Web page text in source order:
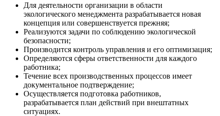
Для деятельности организации в области
экологического менеджмента разрабатывается новая
концепция или совершенствуется прежняя;
Реализуются задачи по соблюдению экологической
безопасности;
Производится контроль управления и его оптимизация;
Определяются сферы ответственности для каждого
работника;
Течение всех производственных процессов имеет
документальное подтверждение;
Осуществляется подготовка работников,
разрабатывается план действий при внештатных
ситуациях.